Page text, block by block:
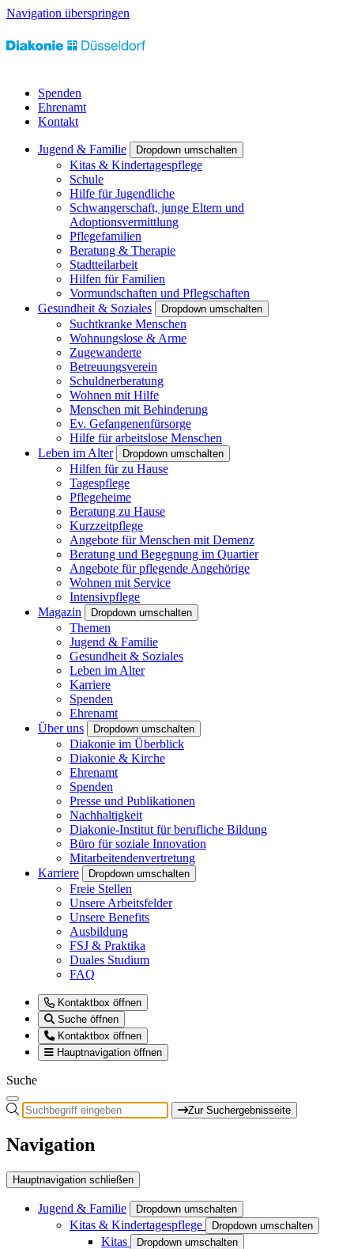
Navigation überspringen
Spenden
Ehrenamt
Kontakt
Jugend & Familie Dropdown umschalten
Kitas & Kindertagespflege
Schule
Hilfe für Jugendliche
Schwangerschaft, junge Eltern und
Adoptionsvermittlung
Pflegefamilien
Beratung & Therapie
Stadtteilarbeit
Hilfen für Familien
Vormundschaften und Pflegschaften
Gesundheit & Soziales
Dropdown umschalten
Suchtkranke Menschen
Wohnungslose & Arme
Zugewanderte
Betreuungsverein
Schuldnerberatung
Wohnen mit Hilfe
Menschen mit Behinderung
Ev. Gefangenenfürsorge
Hilfe für arbeitslose Menschen
Leben im Alter
Dropdown umschalten
Hilfen für zu Hause
Tagespflege
Pflegeheime
Beratung zu Hause
Kurzzeitpflege
Angebote für Menschen mit Demenz
Beratung und Begegnung im Quartier
Angebote für pflegende Angehörige
Wohnen mit Service
Intensivpflege
Magazin
Dropdown umschalten
Themen
Jugend & Familie
Gesundheit & Soziales
Leben im Alter
Karriere
Spenden
Ehrenamt
Über uns
Dropdown umschalten
Diakonie im Überblick
Diakonie & Kirche
Ehrenamt
Spenden
Presse und Publikationen
Nachhaltigkeit
Diakonie-Institut für berufliche Bildung
Büro für soziale Innovation
Mitarbeitendenvertretung
Karriere
Dropdown umschalten
Freie Stellen
Unsere Arbeitsfelder
Unsere Benefits
Ausbildung
FSJ & Praktika
Duales Studium
FAQ
Kontaktbox öffnen
Suche öffnen
Kontaktbox öffnen
Hauptnavigation öffnen
Suche
Zur Suchergebnisseite
Navigation
Hauptnavigation schließen
Jugend & Familie Dropdown umschalten
Kitas & Kindertagespflege Dropdown umschalten
Kitas Dropdown umschalten